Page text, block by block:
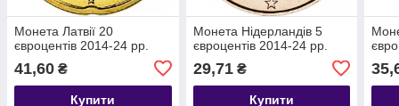
Монета Латвії 20
євроцентів 2014-24 рр.
41,60 ₴
Купити
Монета Нідерландів 5
євроцентів 2014-24 рр.
29,71₴
Купити